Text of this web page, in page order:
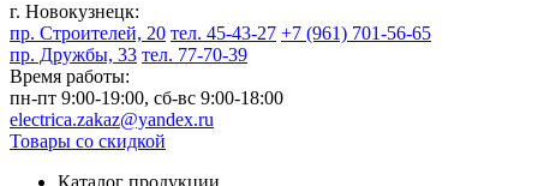
г. Новокузнецк:
пр. Строителей, 20 тел. 45-43-27 +7 (961) 701-56-65
пр. Дружбы, 33 тел. 77-70-39
Время работы:
пн-пт 9:00-19:00, сб-вс 9:00-18:00
electrica.zakaz@yandex.ru
Товары со скидкой
Каталог продукции